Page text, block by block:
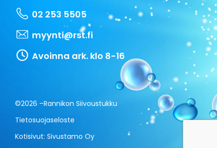
02 253 5505
myynti@rst.fi
Avoinna ark. klo 8-16
©2026 –Rannikon Siivoustukku
Tietosuojaseloste
Kotisivut:Sivustamo Oy